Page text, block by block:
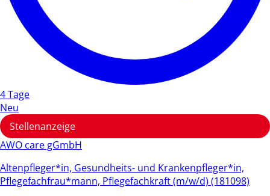
4 Tage
Neu
Stellenanzeige
AWO care gGmbH
Altenpfleger*in, Gesundheits- und Krankenpfleger*in,
Pflegefachfrau*mann, Pflegefachkraft (m/w/d) (181098)